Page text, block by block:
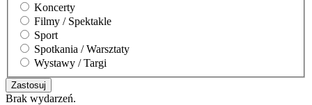
Koncerty
Filmy / Spektakle
Sport
Spotkania / Warsztaty
Wystawy / Targi
Brak wydarzeń.